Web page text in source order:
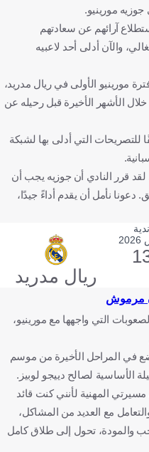
مورينيو.
آرائهم عن سعادتهم
والآن أدلى أحد لاعبيه
مورينيو الأولى في ريال مدريد،
الأشهر الأخيرة قبل رحيله عن
للتصريحات التي أدلى بها لشبكة
قرر النادي أن جوزيه يجب أن
دعونا نأمل أن يقدم أداءً جيدًا،
ريال مدريد
مرموش
التي واجهها مع مورينيو،
في المراحل الأخيرة من موسم
المهنية لأنني كنت قائد
مع العديد من المشاكل،
والمودة، تحول إلى طلاق كامل